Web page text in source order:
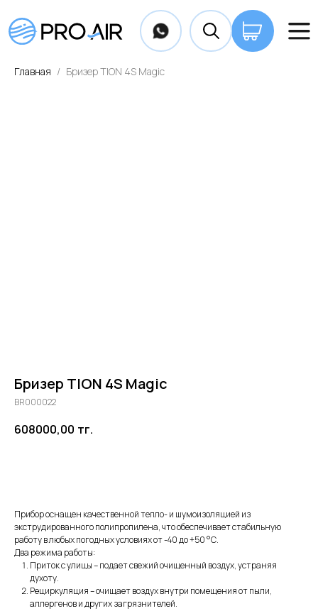
+7
Главная Бризер TION 4S Magic
Бризер TION 4S Magic
BR000022
608000,00 тг.
Прибор оснащен качественной тепло- и шумоизоляцией из
экструдированного полипропилена, что обеспечивает стабильную
работу в любых погодных условиях от -40 до +50 °С.
Два режима работы:
Приток с улицы – подает свежий очищенный воздух, устраняя
духоту.
Рециркуляция – очищает воздух внутри помещения от пыли,
аллергенов и других загрязнителей.